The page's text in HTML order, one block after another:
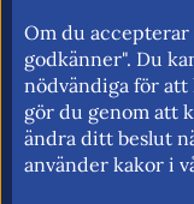
Jobba hos oss >
Sök
Om du accepterar
godkänner". Du
nödvändiga för att
gör du genom att
ändra ditt beslut
använder kakor i